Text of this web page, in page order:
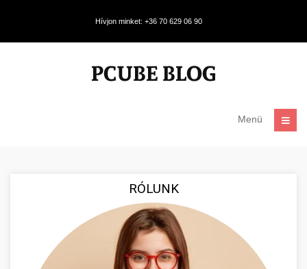
Hívjon minket: +36 70 629 06 90
Menü
RÓLUNK